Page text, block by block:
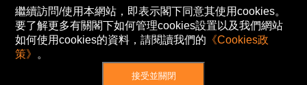
繼續訪問/使用本網站，即表示閣下同意其使用cookies。
要了解更多有關閣下如何管理cookies設置以及我們網站
如何使用cookies的資料，請閱讀我們的 《Cookies政
策》 。
接受並關閉